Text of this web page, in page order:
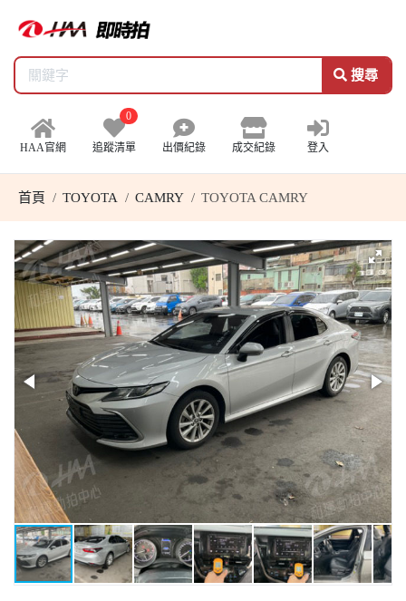
搜尋
HAA官網
0
追蹤清單 出價紀錄 成交紀錄 登入
首頁 TOYOTA CAMRY TOYOTA CAMRY